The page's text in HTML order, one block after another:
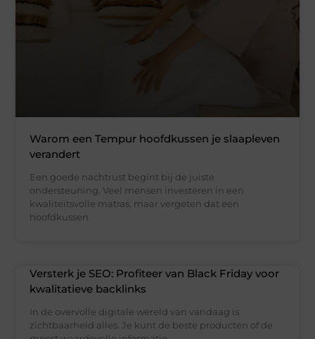
Warom een Tempur hoofdkussen je slaapleven
verandert
Een goede nachtrust begint bij de juiste
ondersteuning. Veel mensen investeren in een
kwaliteitsvolle matras, maar vergeten dat een
hoofdkussen
Versterk je SEO: Profiteer van Black Friday voor
kwalitatieve backlinks
In de overvolle digitale wereld van vandaag is
zichtbaarheid alles. Je kunt de beste producten of de